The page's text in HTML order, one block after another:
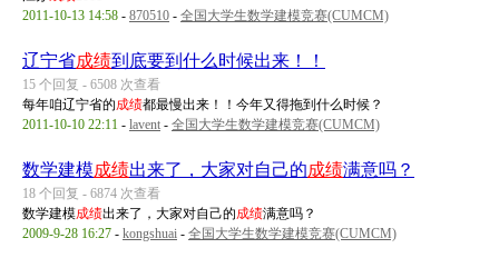
2011-10-13 14:58 - 870510 - 全国大学生数学建模竞赛(CUMCM)
辽宁省成绩到底要到什么时候出来！！
15 个回复 - 6508 次查看
每年咱辽宁省的成绩都最慢出来！！今年又得拖到什么时候？
2011-10-10 22:11 - lavent - 全国大学生数学建模竞赛(CUMCM)
数学建模成绩出来了，大家对自己的成绩满意吗？
18 个回复 - 6874 次查看
数学建模成绩出来了，大家对自己的成绩满意吗？
2009-9-28 16:27 - kongshuai - 全国大学生数学建模竞赛(CUMCM)